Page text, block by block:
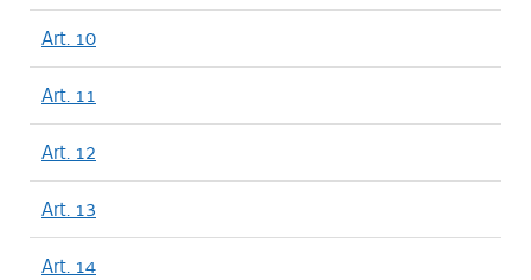
Art. 10
Art. 11
Art. 12
Art. 13
Art. 14